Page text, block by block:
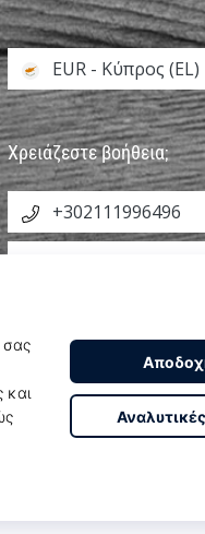
EUR - Κύπρος (EL)
Χρειάζεστε βοήθεια;
+302111996496